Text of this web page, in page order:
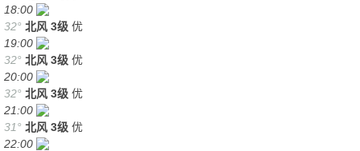
18:00
32° 北风 3级 优
19:00
32° 北风 3级 优
20:00
32° 北风 3级 优
21:00
31° 北风 3级 优
22:00